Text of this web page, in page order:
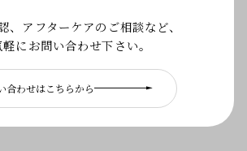
、アフターケアのご相談など、
にお問い合わせ下さい。
合わせはこちらから